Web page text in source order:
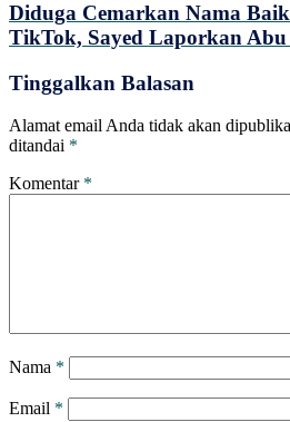
Diduga Cemarkan Nama
TikTok, Sayed Laporkan Abu
Tinggalkan Balasan
Alamat email Anda tidak akan
ditandai *
Komentar *
Nama *
Email *